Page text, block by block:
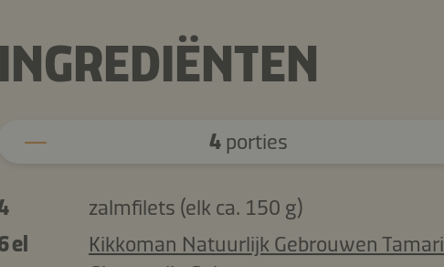
INGREDIËNTEN
4porties
zalmfilets (elk ca. 150 g)
el
Kikkoman Natuurlijk Gebrouwen Tamari